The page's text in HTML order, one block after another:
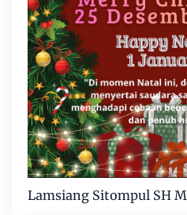
Lamsiang Sitompul SH